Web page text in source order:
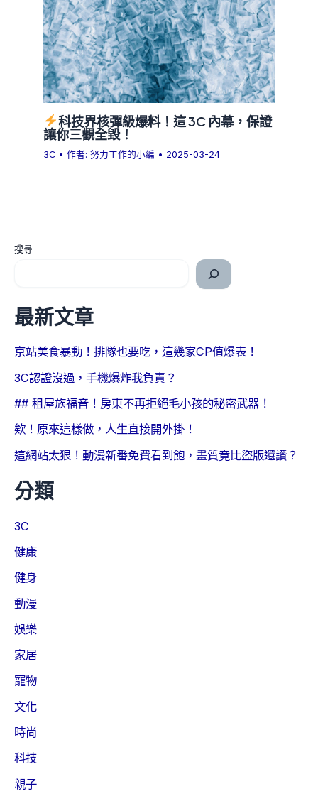
科技界核彈級爆料！這 3C 內幕，保證
讓你三觀全毀！
3C • 作者:努力工作的小編 • 2025-03-24
搜尋
最新文章
京站美食暴動！排隊也要吃，這幾家CP值爆表！
3C認證沒過，手機爆炸我負責？
## 租屋族福音！房東不再拒絕毛小孩的秘密武器！
欸！原來這樣做，人生直接開外掛！
這網站太狠！動漫新番免費看到飽，畫質竟比盜版還讚？
分類
3C
健康
健身
動漫
娛樂
家居
寵物
文化
時尚
科技
親子